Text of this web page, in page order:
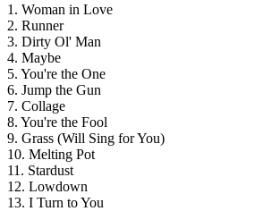
1. Woman in Love
2. Runner
3. Dirty Ol' Man
4. Maybe
5. You're the One
6. Jump the Gun
7. Collage
8. You're the Fool
9. Grass (Will Sing for You)
10. Melting Pot
11. Stardust
12. Lowdown
13. I Turn to You